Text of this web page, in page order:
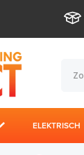
ELEKTRISCH